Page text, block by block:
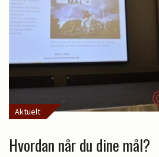
Aktuelt
Hvordan når du dine mål?